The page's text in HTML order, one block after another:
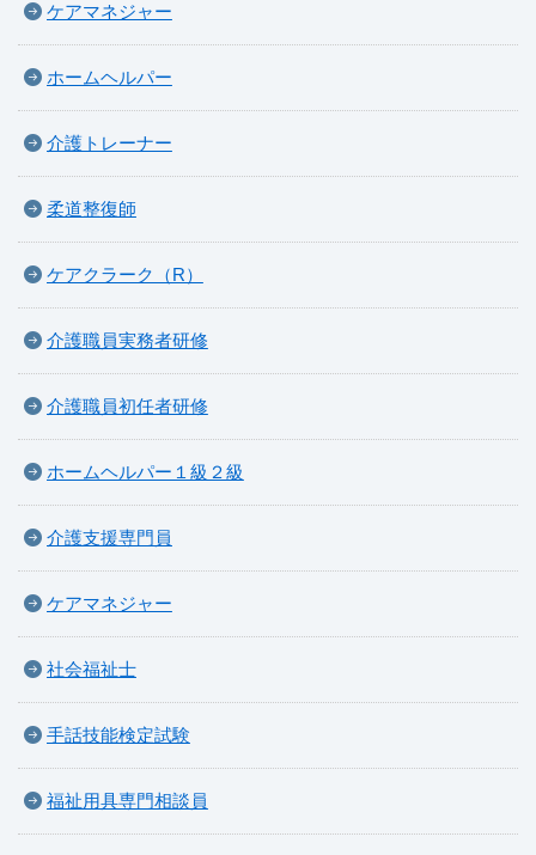
ケアマネジャー
ホームヘルパー
介護トレーナー
柔道整復師
ケアクラーク（R）
介護職員実務者研修
介護職員初任者研修
ホームヘルパー１級２級
介護支援専門員
ケアマネジャー
社会福祉士
手話技能検定試験
福祉用具専門相談員